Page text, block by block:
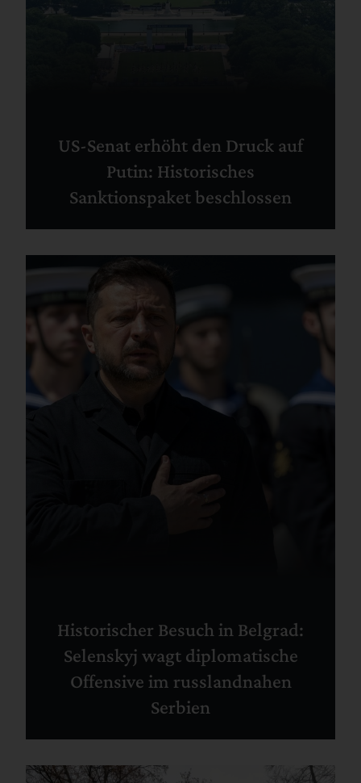
US-Senat erhöht den Druck auf
Putin: Historisches
Sanktionspaket beschlossen
Historischer Besuch in Belgrad:
Selenskyj wagt diplomatische
Offensive im russlandnahen
Serbien